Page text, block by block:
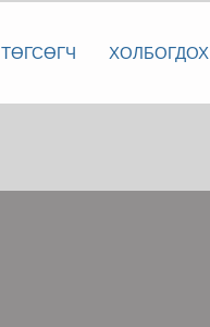
ТӨГСӨГЧ ХОЛБОГДОХ